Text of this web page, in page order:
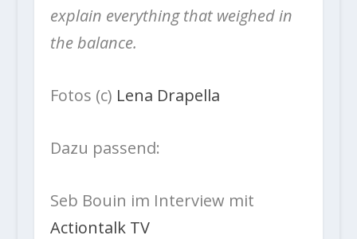
explain everything that weighed in
the balance.
Fotos (c) Lena Drapella
Dazu passend:
Seb Bouin im Interview mit
Actiontalk TV